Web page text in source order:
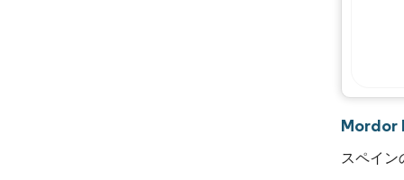
Mordor
スペイン